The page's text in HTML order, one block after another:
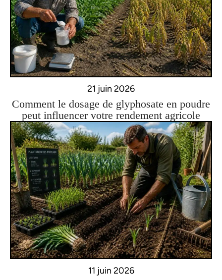
21 juin 2026
Comment le dosage de glyphosate en poudre
peut influencer votre rendement agricole
11 juin 2026